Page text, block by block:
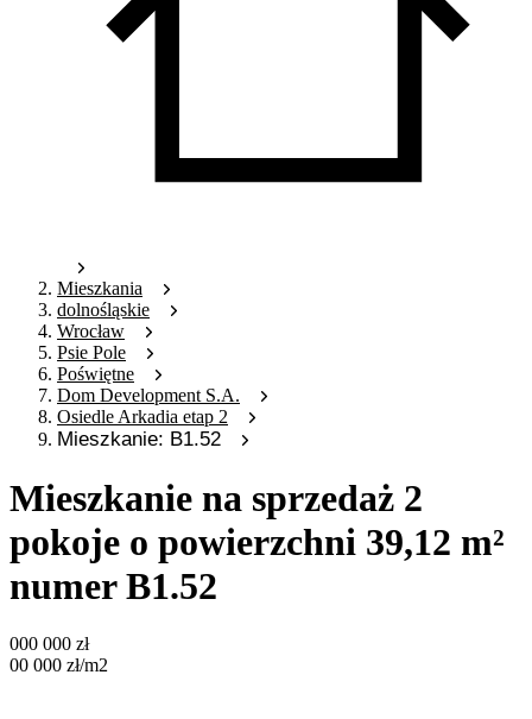
Mieszkania
dolnośląskie
Wrocław
Psie Pole
Poświętne
Dom Development S.A.
Osiedle Arkadia etap 2
Mieszkanie: B1.52
Mieszkanie na sprzedaż 2
pokoje o powierzchni 39,12 m²
numer B1.52
000 000 zł
00 000 zł/m2